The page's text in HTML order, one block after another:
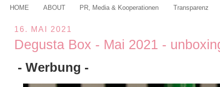
HOME ABOUT PR, Media & Kooperationen Transparenz
16. MAI 2021
Degusta Box - Mai 2021 -
- Werbung -